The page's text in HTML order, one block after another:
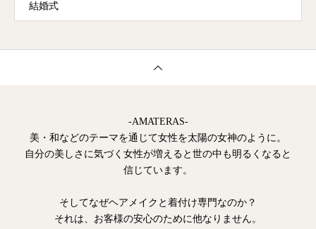
結婚式
-AMATERAS-
美・和などのテーマを通じて女性を太陽の女神のように。
自分の美しさに気づく女性が増えると世の中も明るくなると
信じています。
そしてなぜヘアメイクと着付け専門なのか？
それは、お客様の安心のために他なりません。